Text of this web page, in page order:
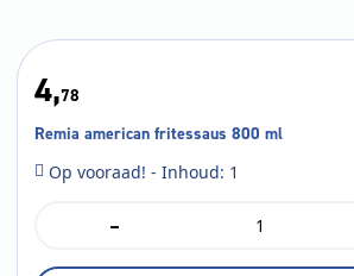
4,78
Remia american fritessaus 800 ml
Op vooraad! - Inhoud: 1
-
fritessaus